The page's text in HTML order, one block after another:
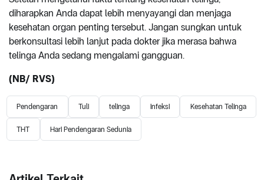
diharapkan Anda dapat lebih menyayangi dan menjaga
kesehatan organ penting tersebut. Jangan sungkan untuk
berkonsultasi lebih lanjut pada dokter jika merasa bahwa
telinga Anda sedang mengalami gangguan.
(NB/ RVS)
Pendengaran Tuli telinga infeksi Kesehatan Telinga
THT Hari Pendengaran Sedunia